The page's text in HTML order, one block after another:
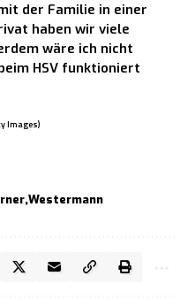
der Familie in einer
haben wir viele
wäre ich nicht
HSV funktioniert
Images)
Westermann